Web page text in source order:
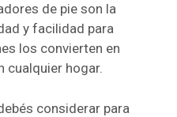
de pie son la
y facilidad para
los convierten en
cualquier hogar.
considerar para